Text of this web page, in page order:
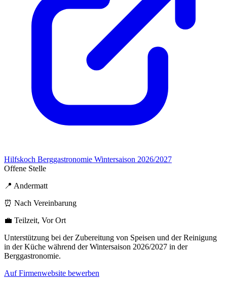
Hilfskoch Berggastronomie Wintersaison 2026/2027
Offene Stelle
📍 Andermatt
⏰ Nach Vereinbarung
💼 Teilzeit, Vor Ort
Unterstützung bei der Zubereitung von Speisen und der Reinigung
in der Küche während der Wintersaison 2026/2027 in der
Berggastronomie.
Auf Firmenwebsite bewerben